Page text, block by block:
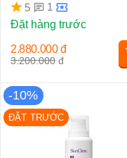
5
1
Đặt hàng trước
3.200.000 đ
2.880.000 đ
-10%
ĐẶT TRƯỚC